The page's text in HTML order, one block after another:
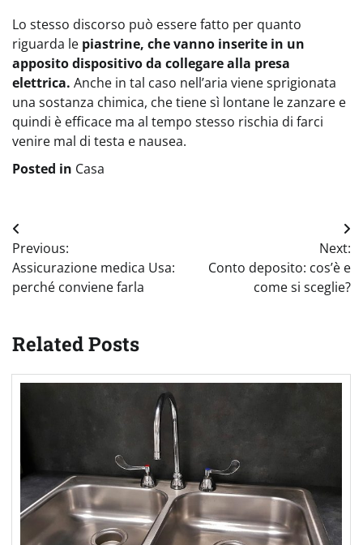
Lo stesso discorso può essere fatto per quanto
riguarda le piastrine, che vanno inserite in un
apposito dispositivo da collegare alla presa
elettrica. Anche in tal caso nell’aria viene sprigionata
una sostanza chimica, che tiene sì lontane le zanzare e
quindi è efficace ma al tempo stesso rischia di farci
venire mal di testa e nausea.
Posted in Casa
Navigazione
articoli
Previous:
Assicurazione medica Usa:
perché conviene farla
Next:
Conto deposito: cos’è e
come si sceglie?
Related Posts